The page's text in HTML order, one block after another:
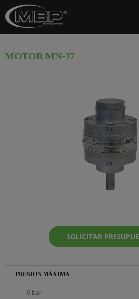
MOTOR MN-37
SOLICITAR
PRESIÓN MÁXIMA
6 bar